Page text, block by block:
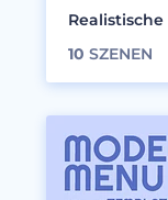
10 SZENEN